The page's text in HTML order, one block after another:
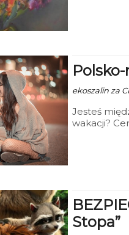
ekoszalin za
Jesteś
wakacji?
Stopa”